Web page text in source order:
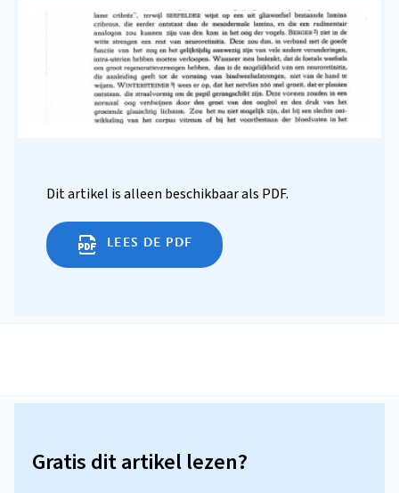
Dit artikel is alleen beschikbaar als PDF.
LEES DE PDF
Gratis dit artikel lezen?